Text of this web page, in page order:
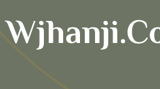
to
content